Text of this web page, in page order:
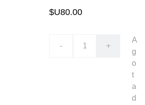
$U80.00
- +
A
g
o
t
a
d